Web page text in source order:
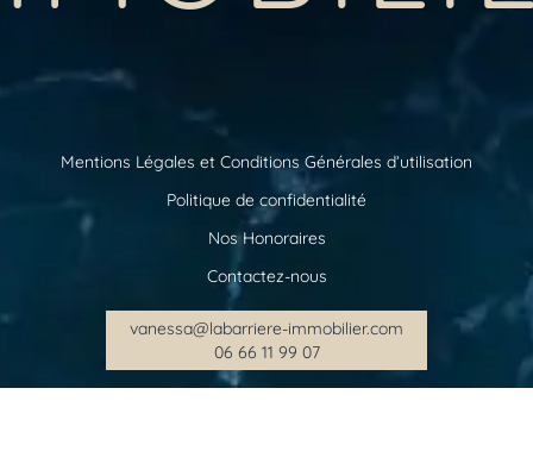
Mentions Légales et Conditions Générales d’utilisation
Politique de confidentialité
Nos Honoraires
Contactez-nous
vanessa@labarriere-immobilier.com
06 66 11 99 07